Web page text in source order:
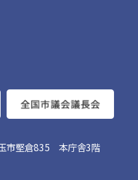
市堅倉835 本庁舎3階